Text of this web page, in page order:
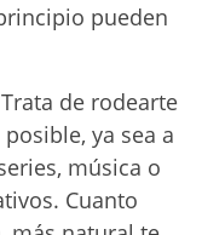
pueden
de rodearte
ya sea a
música o
Cuanto